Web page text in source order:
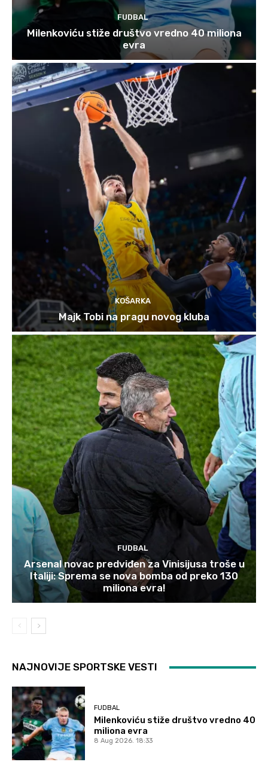
FUDBAL
Milenkoviću stiže društvo vredno 40 miliona
evra
KOŠARKA
Majk Tobi na pragu novog kluba
FUDBAL
Arsenal novac predviđen za Vinisijusa troše u
Italiji: Sprema se nova bomba od preko 130
miliona evra!
NAJNOVIJE SPORTSKE VESTI
FUDBAL
Milenkoviću stiže društvo vredno 40
miliona evra
8 Aug 2026. 18:33